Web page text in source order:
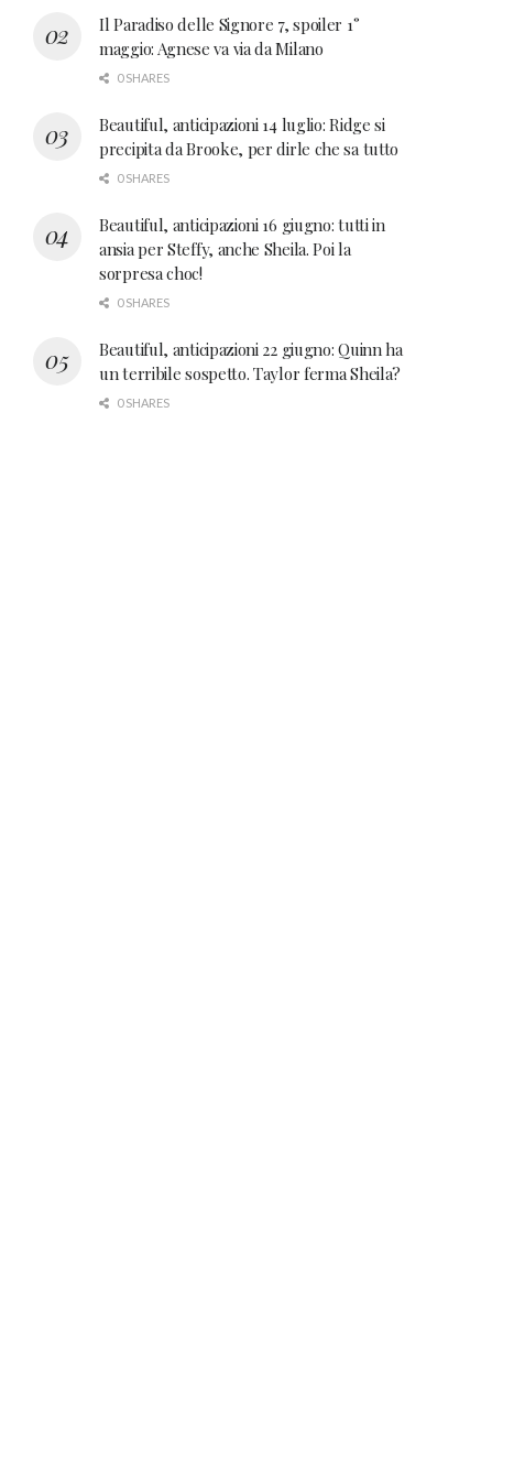
Il Paradiso delle Signore 7, spoiler 1°
maggio: Agnese va via da Milano
0 SHARES
Beautiful, anticipazioni 14 luglio: Ridge si
precipita da Brooke, per dirle che sa tutto
0 SHARES
Beautiful, anticipazioni 16 giugno: tutti in
ansia per Steffy, anche Sheila. Poi la
sorpresa choc!
0 SHARES
Beautiful, anticipazioni 22 giugno: Quinn ha
un terribile sospetto. Taylor ferma Sheila?
0 SHARES